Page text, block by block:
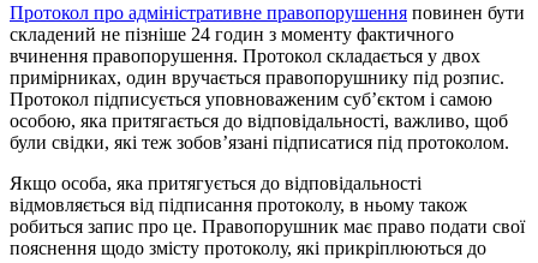
Протокол про адміністративне правопорушення повинен бути
складений не пізніше 24 годин з моменту фактичного
вчинення правопорушення. Протокол складається у двох
примірниках, один вручається правопорушнику під розпис.
Протокол підписується уповноваженим суб’єктом і самою
особою, яка притягається до відповідальності, важливо, щоб
були свідки, які теж зобов’язані підписатися під протоколом.
Якщо особа, яка притягується до відповідальності
відмовляється від підписання протоколу, в ньому також
робиться запис про це. Правопорушник має право подати свої
пояснення щодо змісту протоколу, які прикріплюються до